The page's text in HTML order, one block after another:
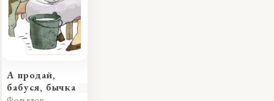
А продай,
бабуся, бычка